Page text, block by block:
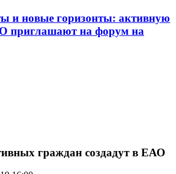
и новые горизонты: активную
приглашают на форум на
граждан создадут в ЕАО